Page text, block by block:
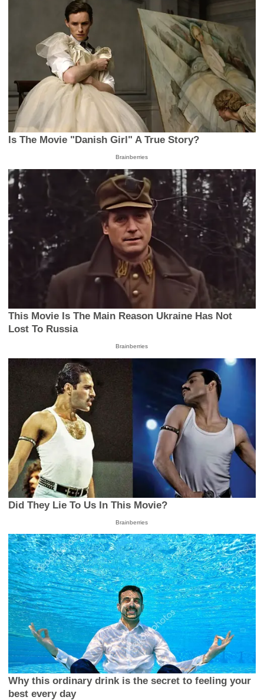
Is The Movie "Danish Girl" A True Story?
Brainberries
This Movie Is The Main Reason Ukraine Has Not
Lost To Russia
Brainberries
Did They Lie To Us In This Movie?
Brainberries
Why this ordinary drink is the secret to feeling your
best every day